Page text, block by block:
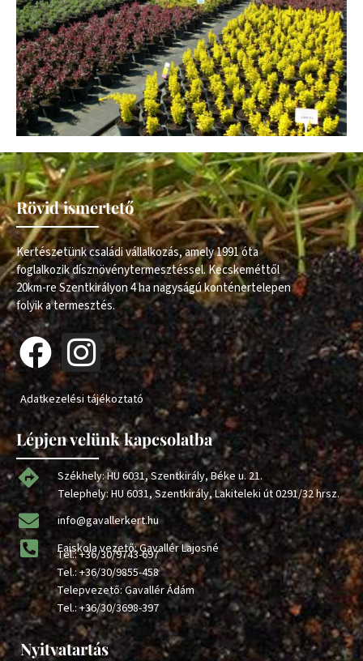
Rövid ismertető
Kertészetünk családi vállalkozás, amely 1991 óta
foglalkozik dísznövénytermesztéssel. Kecskeméttől
20km-re Szentkirályon 4 ha nagyságú konténertelepen
folyik a termesztés.
Adatkezelési tájékoztató
Lépjen velünk kapcsolatba
Székhely: HU 6031, Szentkirály, Béke u. 21.
Telephely: HU 6031, Szentkirály, Lakiteleki út 0291/32 hrsz.
info@gavallerkert.hu
Faiskola vezető: Gavallér Lajosné
Tel.:+36/30/9743-697
Tel.:+36/30/9855-458
Telepvezető: Gavallér Ádám
Tel.:+36/30/3698-397
Nyitvatartás